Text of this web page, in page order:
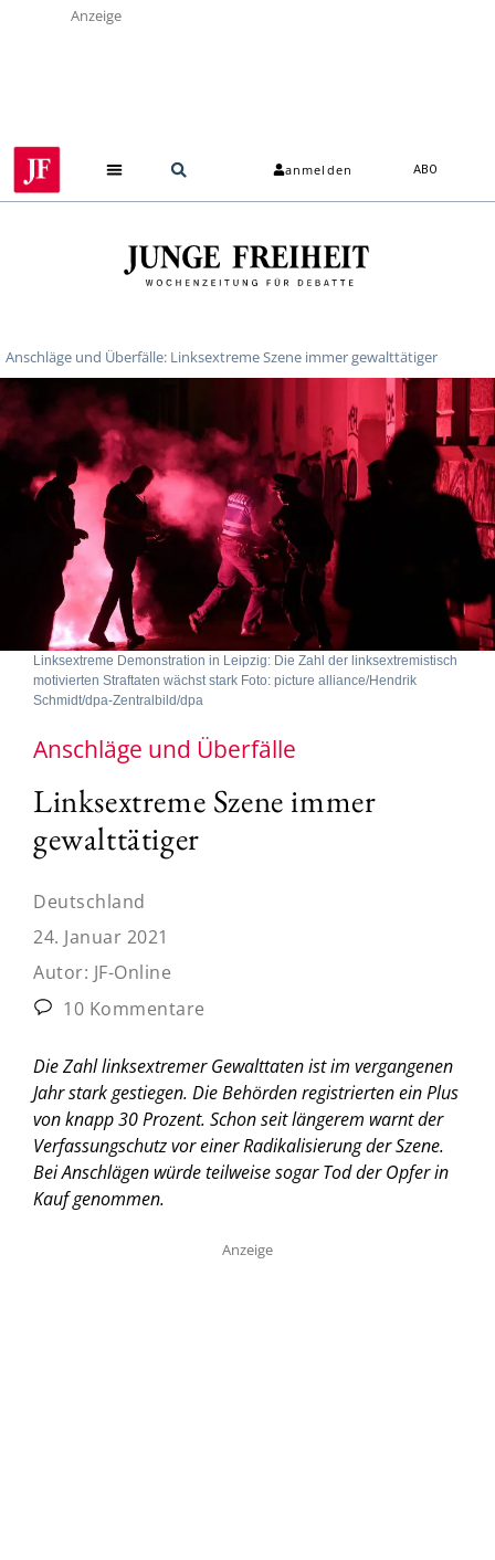
Anzeige
anmelden ABO
Anschläge und Überfälle: Linksextreme Szene immer gewalttätiger
Linksextreme Demonstration in Leipzig: Die Zahl der linksextremistisch
motivierten Straftaten wächst stark Foto: picture alliance/Hendrik
Schmidt/dpa-Zentralbild/dpa
Anschläge und Überfälle
Linksextreme Szene immer
gewalttätiger
Deutschland
24. Januar 2021
Autor: JF-Online
10 Kommentare
Die Zahl linksextremer Gewalttaten ist im vergangenen
Jahr stark gestiegen. Die Behörden registrierten ein Plus
von knapp 30 Prozent. Schon seit längerem warnt der
Verfassungschutz vor einer Radikalisierung der Szene.
Bei Anschlägen würde teilweise sogar Tod der Opfer in
Kauf genommen.
Anzeige